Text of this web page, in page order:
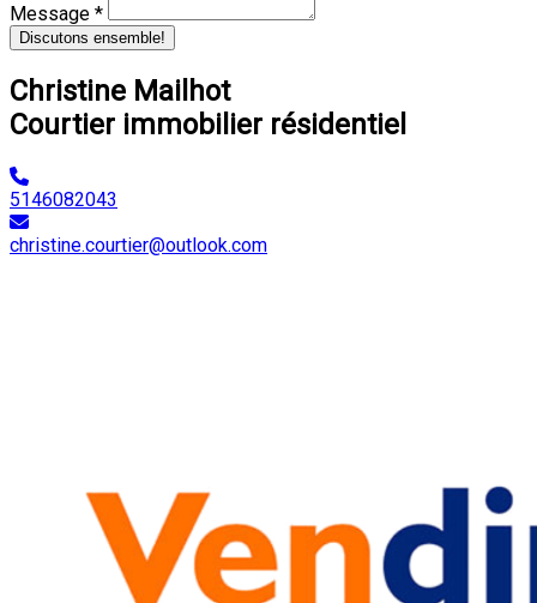
Message *
Discutons ensemble!
Christine Mailhot
Courtier immobilier résidentiel
5146082043
christine.courtier@outlook.com